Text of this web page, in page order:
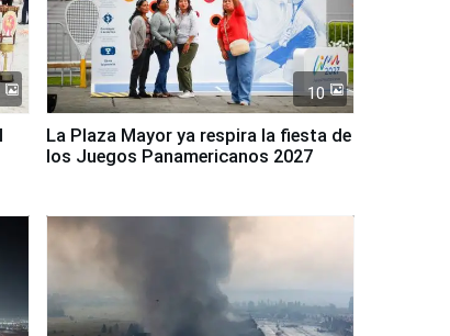
10
La Plaza Mayor ya respira la fiesta de
los Juegos Panamericanos 2027